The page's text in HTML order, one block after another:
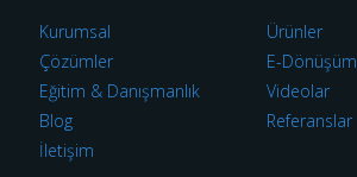
Kurumsal
Ürünler
Çözümler
E-Dönüşüm
Eğitim & Danışmanlık
Videolar
Blog
Referanslar
İletişim